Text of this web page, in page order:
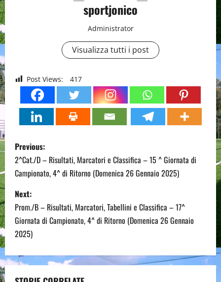
sportjonico
Administrator
Visualizza tutti i post
Post Views: 417
P
o
s
t
n
v
Previous:
2^Cat./D – Risultati, Marcatori e Classifica – 15 ^ Giornata di
Campionato, 4^ di Ritorno (Domenica 26 Gennaio 2025)
Next:
Prom./B – Risultati, Marcatori, Tabellini e Classifica – 17^
Giornata di Campionato, 4^ di Ritorno (Domenica 26 Gennaio
2025)